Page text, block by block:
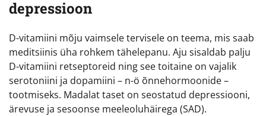
depressioon
D-vitamiini mõju vaimsele tervisele on teema, mis saab
meditsiinis üha rohkem tähelepanu. Aju sisaldab palju
D-vitamiini retseptoreid ning see toitaine on vajalik
serotoniini ja dopamiini – n-ö õnnehormoonide –
tootmiseks. Madalat taset on seostatud depressiooni,
ärevuse ja sesoonse meeleoluhäirega (SAD).